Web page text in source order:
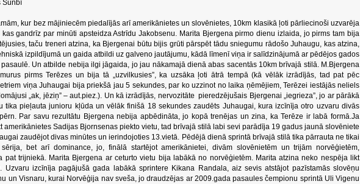
Sunbī
kur bez mājiniecēm piedalījās arī amerikānietes un slovēnietes, 10km klasikā ļoti pārliecinoši uzvarēja
kas gandrīz par minūti apsteidza Astrīdu Jakobsenu. Marita Bjergena pirmo dienu izlaida, jo pirms tam bija
taču treneri atzina, ka Bjergenai būtu bijis grūti pārspēt tādu sniegumu rādošo Juhaugu, kas atzina,
izpildījumā un gaida atbildi uz galveno jautājumu, kādā līmenī viņa ir salīdzinājumā ar pēdējos gados
Un atbilde nebija ilgi jāgaida, jo jau nākamajā dienā abas sacentās 10km brīvajā stilā. M.Bjergena
pirms Terēzes un bija tā „uzvilkusies”, ka uzsāka ļoti ātrā tempā (kā vēlāk izrādījās, tad pat pēc
viņa Juhaugai bija priekšā jau 5 sekundes, par ko uzzinot no laika ņēmējiem, Terēzei iestājās neliels
„ak, jēziņ” – aut.piez.). Un kā izrādījās, nervozitāte pieredzējušais Bjergenai „iegrieza”, jo ar pārākā
tika pieļauta junioru kļūda un vēlāk finišā 18 sekundes zaudēts Juhaugai, kura izcīnīja otro uzvaru divās
Par savu rezultātu Bjergena nebija apbēdināta, jo kopā trenējas un zina, ka Terēze ir labā formā.Ja
amerikānietes Sadijas Bjornsenas piekto vietu, tad brīvajā stilā labi sevi parādīja 19 gadus jaunā slovēniete
zaudējot divas minūtes un ierindojoties 13.vietā. Pēdējā dienā sprintā brīvajā stilā tika pārrauta ne tikai
bet arī dominance, jo, finālā startējot amerikānietei, divām slovēnietēm un trijām norvēģietēm,
pat trijniekā. Marita Bjergena ar ceturto vietu bija labākā no norvēģietēm. Marita atzina neko nespēja likt
Uzvaru izcīnīja pagājušā gada labākā sprintere Kikana Randala, aiz sevis atstājot pazīstamās slovēņu
un Visnaru, kurai Norvēģija nav sveša, jo draudzējas ar 2009.gada pasaules čempionu sprintā Uli Vigenu